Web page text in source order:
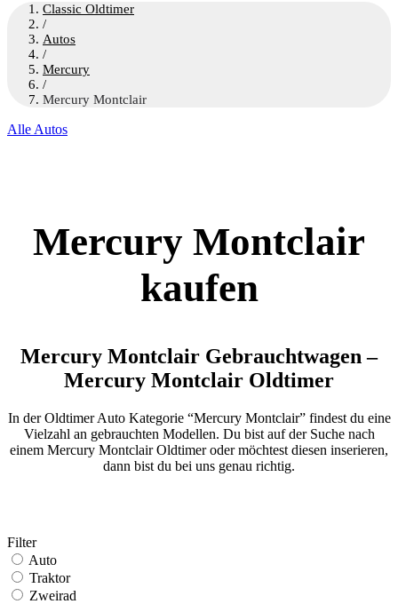
Classic Oldtimer
/
Autos
/
Mercury
/
Mercury Montclair
Alle Autos
Mercury Montclair
kaufen
Mercury Montclair Gebrauchtwagen –
Mercury Montclair Oldtimer
In der Oldtimer Auto Kategorie “Mercury Montclair” findest du eine
Vielzahl an gebrauchten Modellen. Du bist auf der Suche nach
einem Mercury Montclair Oldtimer oder möchtest diesen inserieren,
dann bist du bei uns genau richtig.
Filter
Auto
Traktor
Zweirad